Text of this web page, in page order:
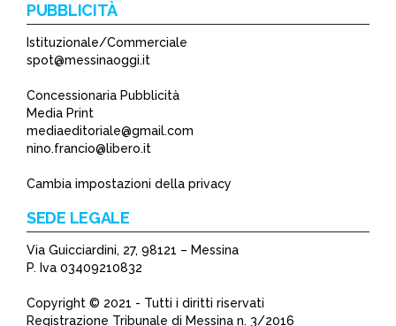
PUBBLICITÀ
Istituzionale/Commerciale
spot@messinaoggi.it
Concessionaria Pubblicità
Media Print
mediaeditoriale@gmail.com
nino.francio@libero.it
Cambia impostazioni della privacy
SEDE LEGALE
Via Guicciardini, 27, 98121 – Messina
P. Iva 03409210832
Copyright © 2021 - Tutti i diritti riservati
Registrazione Tribunale di Messina n. 3/2016